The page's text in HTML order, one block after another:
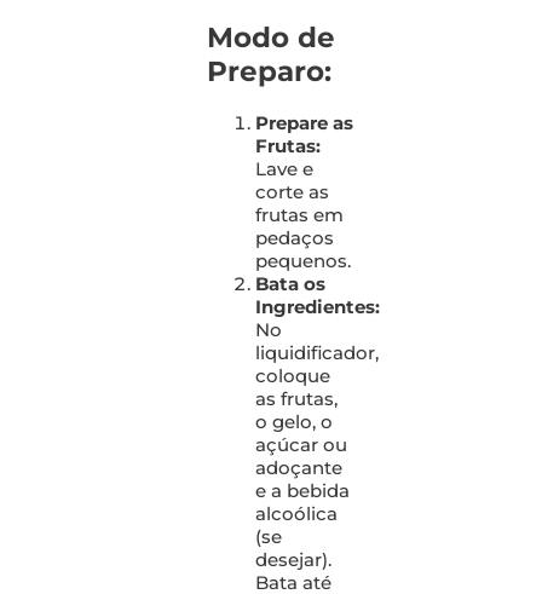
Modo de
Preparo:
Prepare as
Frutas:
Lave e
corte as
frutas em
pedaços
pequenos.
Bata os
Ingredientes:
No
liquidificador,
coloque
as frutas,
o gelo, o
açúcar ou
adoçante
e a bebida
alcoólica
(se
desejar).
Bata até